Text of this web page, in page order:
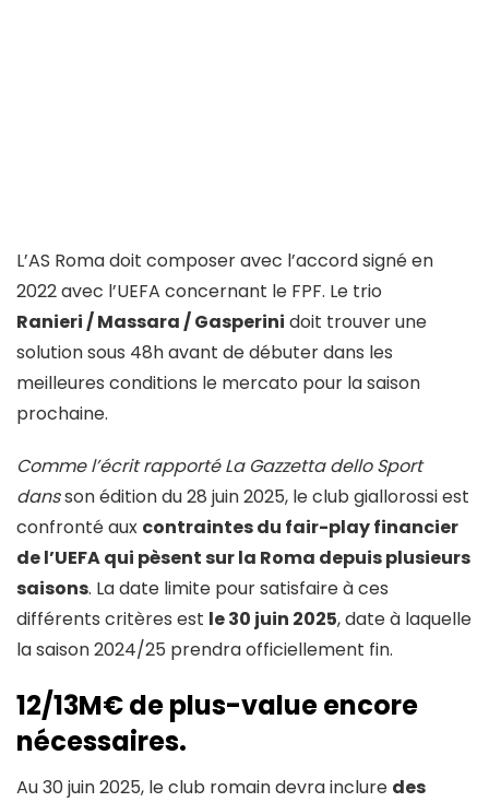
L’AS Roma doit composer avec l’accord signé en
2022 avec l’UEFA concernant le FPF. Le trio
Ranieri / Massara / Gasperini doit trouver une
solution sous 48h avant de débuter dans les
meilleures conditions le mercato pour la saison
prochaine.
Comme l’écrit rapporté La Gazzetta dello Sport
dansson édition du 28 juin 2025, le club giallorossi est
confronté aux contraintes du fair-play financier
de l’UEFA qui pèsent sur la Roma depuis plusieurs
saisons. La date limite pour satisfaire à ces
différents critères est le 30 juin 2025, date à laquelle
la saison 2024/25 prendra officiellement fin.
12/13M€ de plus-value encore
nécessaires.
Au 30 juin 2025, le club romain devra inclure des